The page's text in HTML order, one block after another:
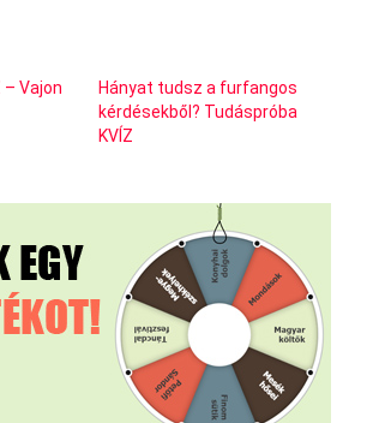
– Vajon
Hányat tudsz a furfangos
kérdésekből? Tudáspróba
KVÍZ